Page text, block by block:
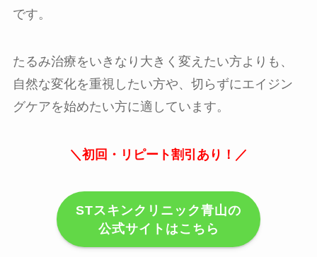
です。
たるみ治療をいきなり大きく変えたい方よりも、
自然な変化を重視したい方や、切らずにエイジン
グケアを始めたい方に適しています。
＼初回・リピート割引あり！／
STスキンクリニック青山の
公式サイトはこちら